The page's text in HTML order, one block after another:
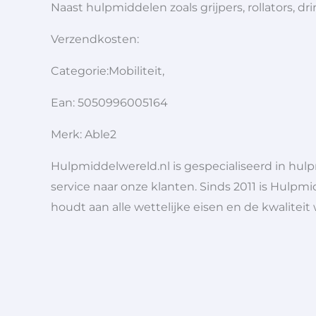
Naast hulpmiddelen zoals grijpers, rollators,
Verzendkosten:
Categorie:Mobiliteit,
Ean: 5050996005164
Merk: Able2
Hulpmiddelwereld.nl is gespecialiseerd in
service naar onze klanten. Sinds 2011 is
houdt aan alle wettelijke eisen en de kwaliteit